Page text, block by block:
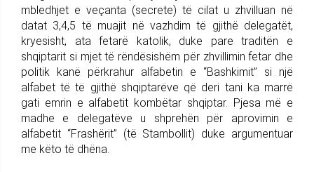
mbledhjet e veçanta (secrete) të cilat u zhvilluan në
datat 3,4,5 të muajit në vazhdim të gjithë delegatët,
kryesisht, ata fetarë katolik, duke pare traditën e
shqiptarit si mjet të rëndësishëm për zhvillimin fetar dhe
politik kanë përkrahur alfabetin e “Bashkimit” si një
alfabet të të gjithë shqiptarëve që deri tani ka marrë
gati emrin e alfabetit kombëtar shqiptar. Pjesa më e
madhe e delegatëve u shprehën për aprovimin e
alfabetit “Frashërit” (të Stambollit) duke argumentuar
me këto të dhëna.